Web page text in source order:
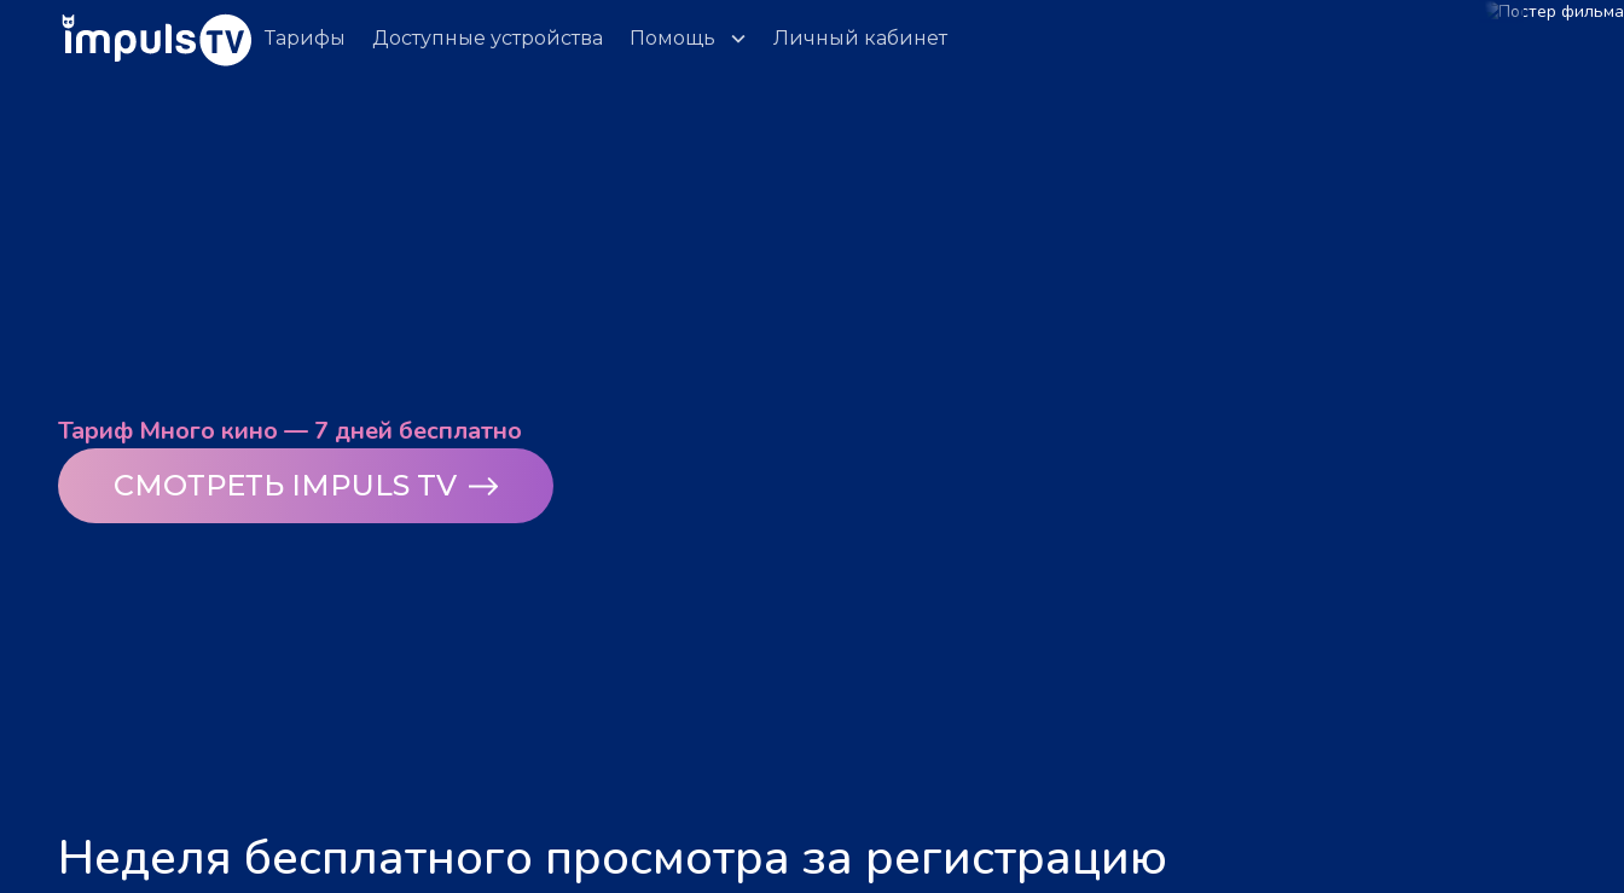
Тарифы Доступные устройства Помощь Личный кабинет
Тариф Много кино — 7 дней бесплатно
СМОТРЕТЬ IMPULS TV
Неделя бесплатного просмотра за регистрацию